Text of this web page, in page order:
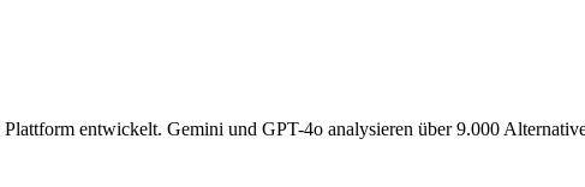
entwickelt. Gemini und GPT-4o analysieren über 9.000